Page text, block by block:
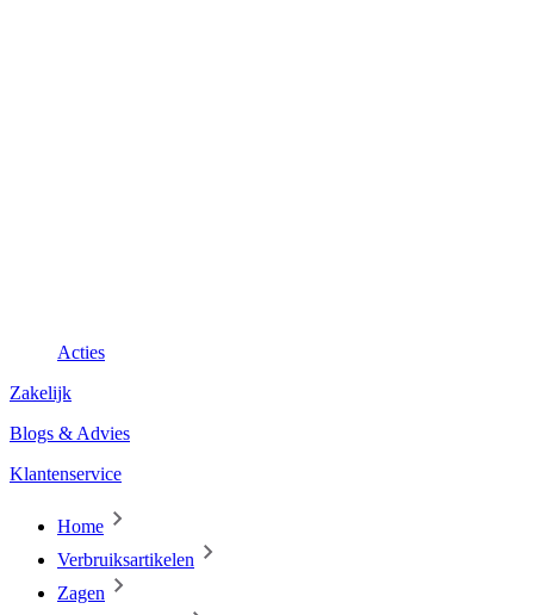
Acties
Zakelijk
Blogs & Advies
Klantenservice
Home
Verbruiksartikelen
Zagen